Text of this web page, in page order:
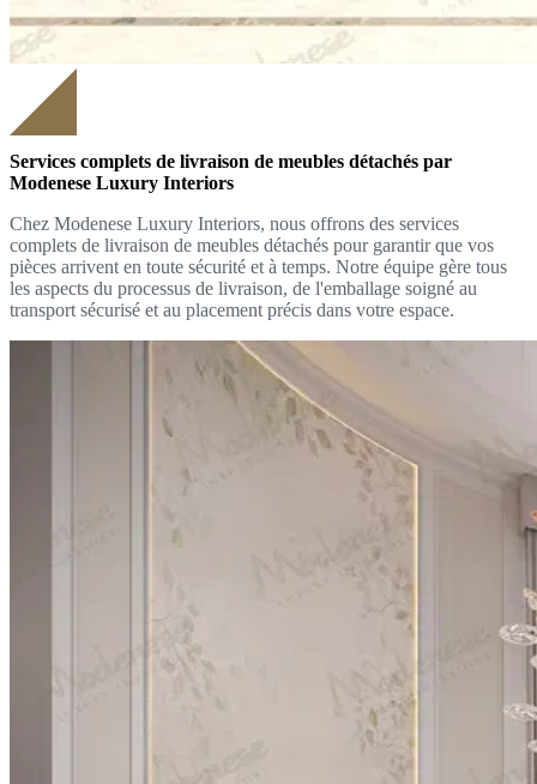
Services complets de livraison de meubles détachés par
Modenese Luxury Interiors
Chez Modenese Luxury Interiors, nous offrons des services
complets de livraison de meubles détachés pour garantir que vos
pièces arrivent en toute sécurité et à temps. Notre équipe gère tous
les aspects du processus de livraison, de l'emballage soigné au
transport sécurisé et au placement précis dans votre espace.